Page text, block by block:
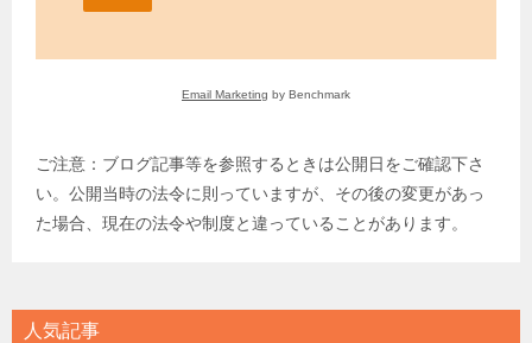
Email Marketing by Benchmark
ご注意：ブログ記事等を参照するときは公開日をご確認下さ
い。公開当時の法令に則っていますが、その後の変更があっ
た場合、現在の法令や制度と違っていることがあります。
人気記事